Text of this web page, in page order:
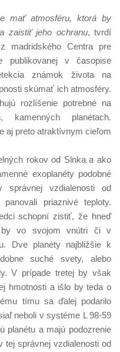
mať atmosféru, ktorá by
zaistiť jeho ochranu, tvrdí
madridského Centra pre
publikovanej v časopise
známok života na
skúmať ich atmosféry.
rozlíšenie potrebné na
planétach.
aj preto atraktívnym cieľom
rokov od Slnka a ako
exoplanéty podobné
vzdialenosti od
priaznivé teploty.
schopní zistiť, že hneď
by vo svojom vnútri či v
Dve planéty najbližšie k
suché svety, alebo
V prípade tretej by však
hmotnosti a išlo by teda o
tímu sa ďalej podarilo
neboli v systéme L 98-59
planétu a majú podozrenie
tej správnej vzdialenosti od